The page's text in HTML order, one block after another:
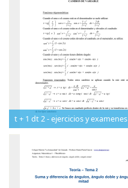
t + 1 dt 2 - ejercicios y examenes